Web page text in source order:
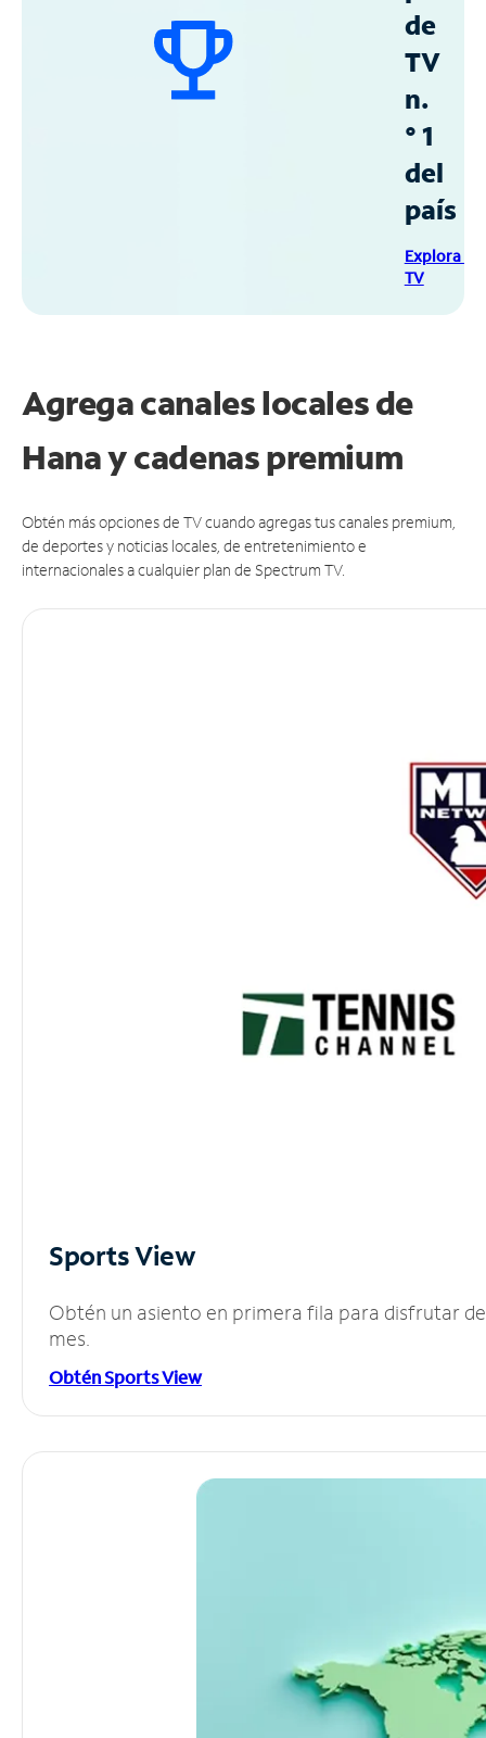
de
TV
n.
° 1
del
país
Explora
TV
Agrega canales locales de
Hana y cadenas premium
Obtén más opciones de TV cuando agregas tus canales premium,
de deportes y noticias locales, de entretenimiento e
internacionales a cualquier plan de Spectrum TV.
Sports View
Obtén un asiento en primera fila para disfrutar
mes.
Obtén Sports View